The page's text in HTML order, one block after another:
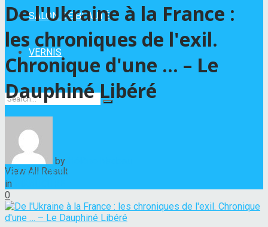
SALON DE BEAUTÉ
VERNIS
No Result
View All Result
De l'Ukraine à la France :
les chroniques de l'exil.
Chronique d'une … – Le
Dauphiné Libéré
by
18 février 2023
in
0